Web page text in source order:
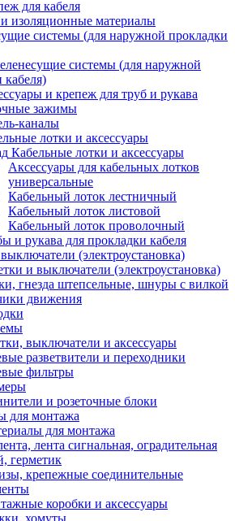
для кабеля
изоляционные материалы
системы (для наружной прокладки
системы (для наружной
кабеля)
и крепеж для труб и рукава
зажимы
каналы
лотки и аксессуары
Кабельные лотки и аксессуары
Аксессуары для кабельных лотков
универсальные
Кабельный лоток лестничный
Кабельный лоток листовой
Кабельный лоток проволочный
и рукава для прокладки кабеля
(электроустановка)
и выключатели (электроустановка)
гнезда штепсельные, шнуры с вилкой
движения
выключатели и аксессуары
разветвители и переходники
фильтры
и розеточные блоки
для монтажа
для монтажа
лента сигнальная, оградительная
герметик
крепежные соединительные
коробки и аксессуары
хомуты